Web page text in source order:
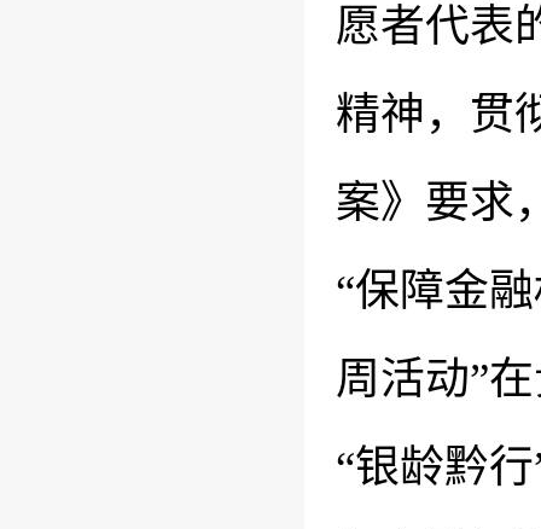
愿者代表
精神，贯
案》要求
“保障金
周活动”
“银龄黔